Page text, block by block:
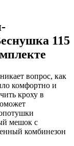
115
вопрос, как
комфортно и
кроху в
мешок с
комбинезон